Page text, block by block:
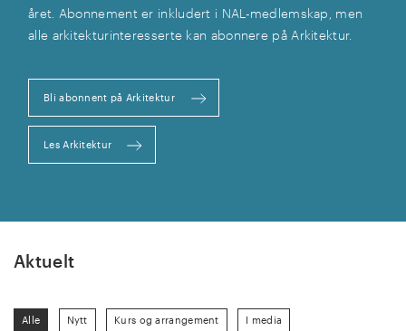
året. Abonnement er inkludert i NAL-medlemskap, men
alle arkitekturinteresserte kan abonnere på Arkitektur.
Bli abonnent på Arkitektur
Les Arkitektur
Aktuelt
Alle Nytt Kurs og arrangement I media